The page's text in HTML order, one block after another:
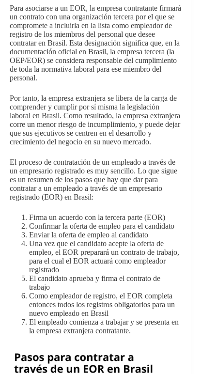
Para asociarse a un EOR, la empresa contratante firmará
un contrato con una organización tercera por el que se
compromete a incluirla en la lista como empleador de
registro de los miembros del personal que desee
contratar en Brasil. Esta designación significa que, en la
documentación oficial en Brasil, la empresa tercera (la
OEP/EOR) se considera responsable del cumplimiento
de toda la normativa laboral para ese miembro del
personal.
Por tanto, la empresa extranjera se libera de la carga de
comprender y cumplir por sí misma la legislación
laboral en Brasil. Como resultado, la empresa extranjera
corre un menor riesgo de incumplimiento, y puede dejar
que sus ejecutivos se centren en el desarrollo y
crecimiento del negocio en su nuevo mercado.
El proceso de contratación de un empleado a través de
un empresario registrado es muy sencillo. Lo que sigue
es un resumen de los pasos que hay que dar para
contratar a un empleado a través de un empresario
registrado (EOR) en Brasil:
Firma un acuerdo con la tercera parte (EOR)
Confirmar la oferta de empleo para el candidato
Enviar la oferta de empleo al candidato
Una vez que el candidato acepte la oferta de
empleo, el EOR preparará un contrato de trabajo,
para el cual el EOR actuará como empleador
registrado
El candidato aprueba y firma el contrato de
trabajo
Como empleador de registro, el EOR completa
entonces todos los registros obligatorios para un
nuevo empleado en Brasil
El empleado comienza a trabajar y se presenta en
la empresa extranjera contratante.